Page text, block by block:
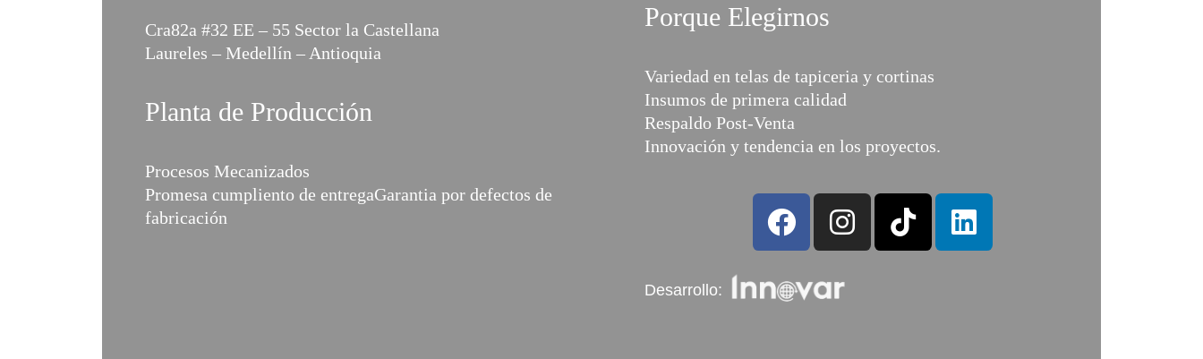
Cra82a #32 EE – 55 Sector la Castellana
Laureles – Medellín – Antioquia
Planta de Producción
Procesos Mecanizados
Promesa cumpliento de entregaGarantia por defectos de
fabricación
Porque Elegirnos
Variedad en telas de tapiceria y cortinas
Insumos de primera calidad
Respaldo Post-Venta
Innovación y tendencia en los proyectos.
Desarrollo: